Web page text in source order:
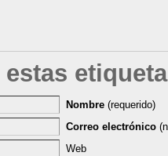
estas
Nombre (requerido)
Correo electrónico
Web